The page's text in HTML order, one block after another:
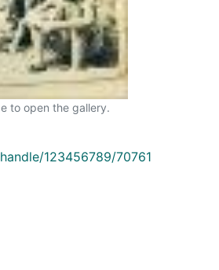
to open the gallery.
123456789/70761